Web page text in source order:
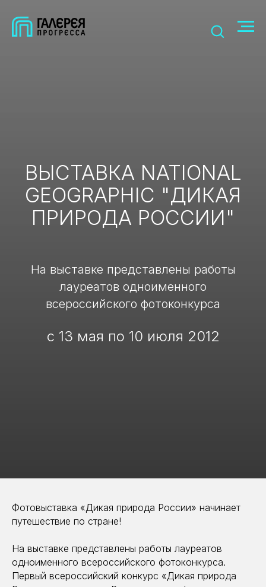
ВЫСТАВКА NATIONAL
GEOGRAPHIC "ДИКАЯ
ПРИРОДА РОССИИ"
На выставке представлены работы
лауреатов одноименного
всероссийского фотоконкурса
с 13 мая по 10 июля 2012
Фотовыставка «Дикая природа России» начинает
путешествие по стране!
На выставке представлены работы лауреатов
одноименного всероссийского фотоконкурса.
Первый всероссийский конкурс «Дикая природа